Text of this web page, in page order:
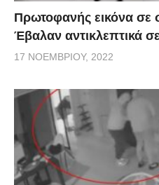
Πρωτοφανής εικόνα σε
Έβαλαν αντικλεπτικά
17 ΝΟΕΜΒΡΊΟΥ, 2022